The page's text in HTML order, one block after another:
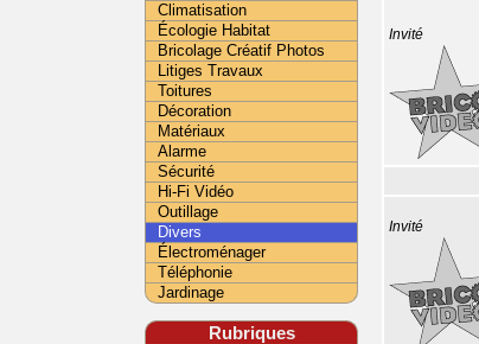
Invité
Invité
Climatisation
Écologie Habitat
Bricolage Créatif Photos
Litiges Travaux
Toitures
Décoration
Matériaux
Alarme
Sécurité
Hi-Fi Vidéo
Outillage
Divers
Électroménager
Téléphonie
Jardinage
Rubriques